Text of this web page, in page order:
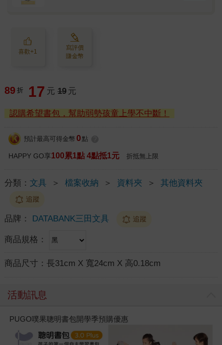
喜歡+1
寫評價
賺金幣
89 折 17 元 19 元
認購希望書包，幫助弱勢孩童上學不中斷！
預計最高可得金幣 0 點
HAPPY GO享100累1點 4點抵1元 折抵無上限
分類： 文具 ＞ 檔案收納 ＞ 資料夾 ＞ 其他資料夾
追蹤
品牌： DATABANK三田文具 追蹤
商品規格：
商品尺寸： 長31cm X 寬24cm X 高0.18cm
活動訊息
PUGO噗果聰明書包開學季預購優惠